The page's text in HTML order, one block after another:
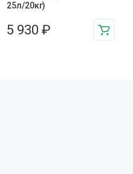
25л/20кг)
5 930 ₽